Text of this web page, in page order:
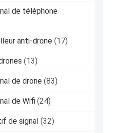
de téléphone
anti-drone (17)
(13)
de drone (83)
de Wifi (24)
de signal (32)